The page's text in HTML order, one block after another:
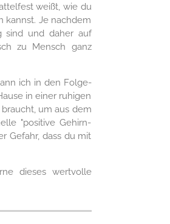
weißt, wie du
kannst. Je nachdem
sind und daher auf
zu Mensch ganz
ich in den Folge-
in einer ruhigen
um aus dem
"positive Gehirn-
Gefahr, dass du mit
dieses wertvolle